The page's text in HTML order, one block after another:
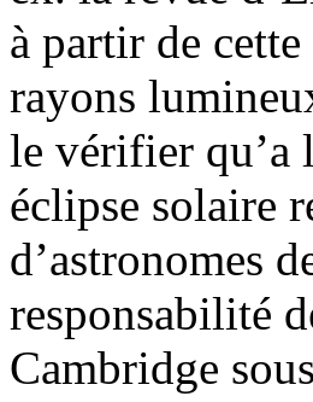
à partir de
rayons
le vérifier qu’a
éclipse solaire
d’astronomes
responsabilité
Cambridge